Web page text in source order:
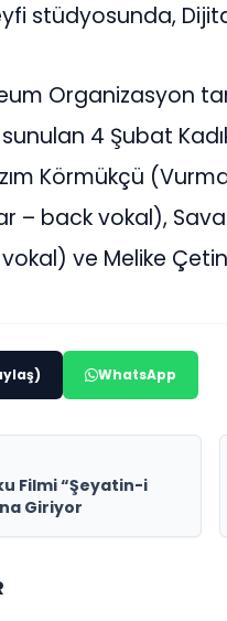
stüdyosunda,
Organizasyon
4 Şubat
Körmükçü
– back vokal),
ve Melike
WhatsApp
Filmi “Şeyatin-i
Giriyor